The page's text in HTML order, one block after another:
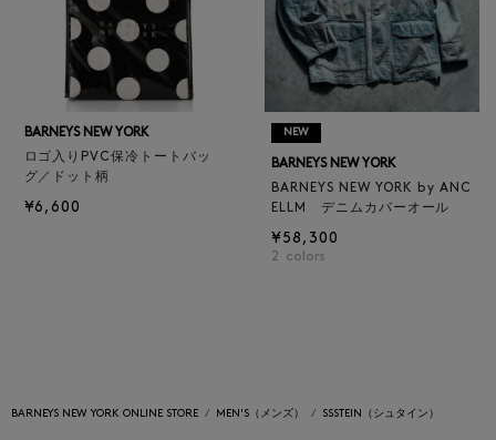
BARNEYS NEW YORK
ロゴ入りPVC保冷トートバッ
グ／ドット柄
¥6,600
NEW
BARNEYS NEW YORK
BARNEYS NEW YORK by ANC
ELLM デニムカバーオール
¥58,300
2 colors
BARNEYS NEW YORK ONLINE STORE MEN'S（メンズ） SSSTEIN（シュタイン）